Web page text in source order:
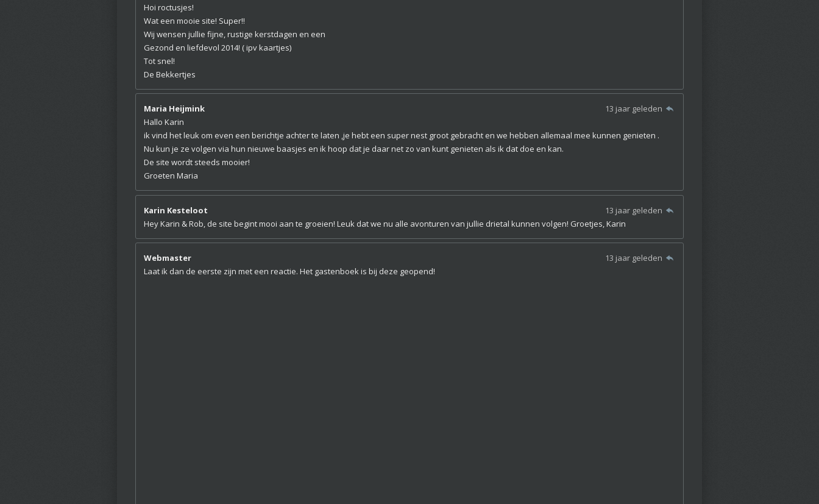
Hoi roctusjes!
Wat een mooie site! Super!!
Wij wensen jullie fijne, rustige kerstdagen en een
Gezond en liefdevol 2014! ( ipv kaartjes)
Tot snel!
De Bekkertjes
Maria Heijmink
13 jaar geleden
Hallo Karin
ik vind het leuk om even een berichtje achter te laten ,je hebt een super nest groot gebracht en we hebben allemaal mee kunnen genieten .
Nu kun je ze volgen via hun nieuwe baasjes en ik hoop dat je daar net zo van kunt genieten als ik dat doe en kan.
De site wordt steeds mooier!
Groeten Maria
Karin Kesteloot
13 jaar geleden
Hey Karin & Rob, de site begint mooi aan te groeien! Leuk dat we nu alle avonturen van jullie drietal kunnen volgen! Groetjes, Karin
Webmaster
13 jaar geleden
Laat ik dan de eerste zijn met een reactie. Het gastenboek is bij deze geopend!